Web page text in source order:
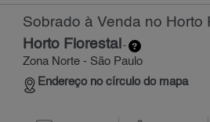
Sobrado à Venda no Horto
Horto Florestal -
Zona Norte - São Paulo
Endereço no círculo do mapa